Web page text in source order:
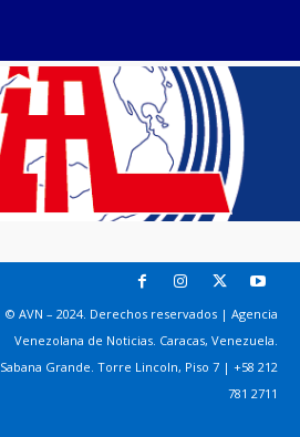
© AVN – 2024. Derechos reservados | Agencia
Venezolana de Noticias. Caracas, Venezuela.
Sabana Grande. Torre Lincoln, Piso 7 | +58 212
781 2711